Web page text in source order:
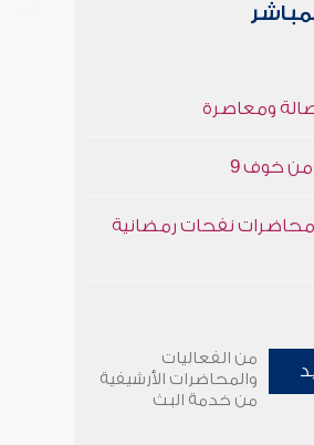
ومعاصرة
خوف 9
نفحات رمضانية
من الفعاليات
والمحاضرات الأرشيفية
من خدمة البث